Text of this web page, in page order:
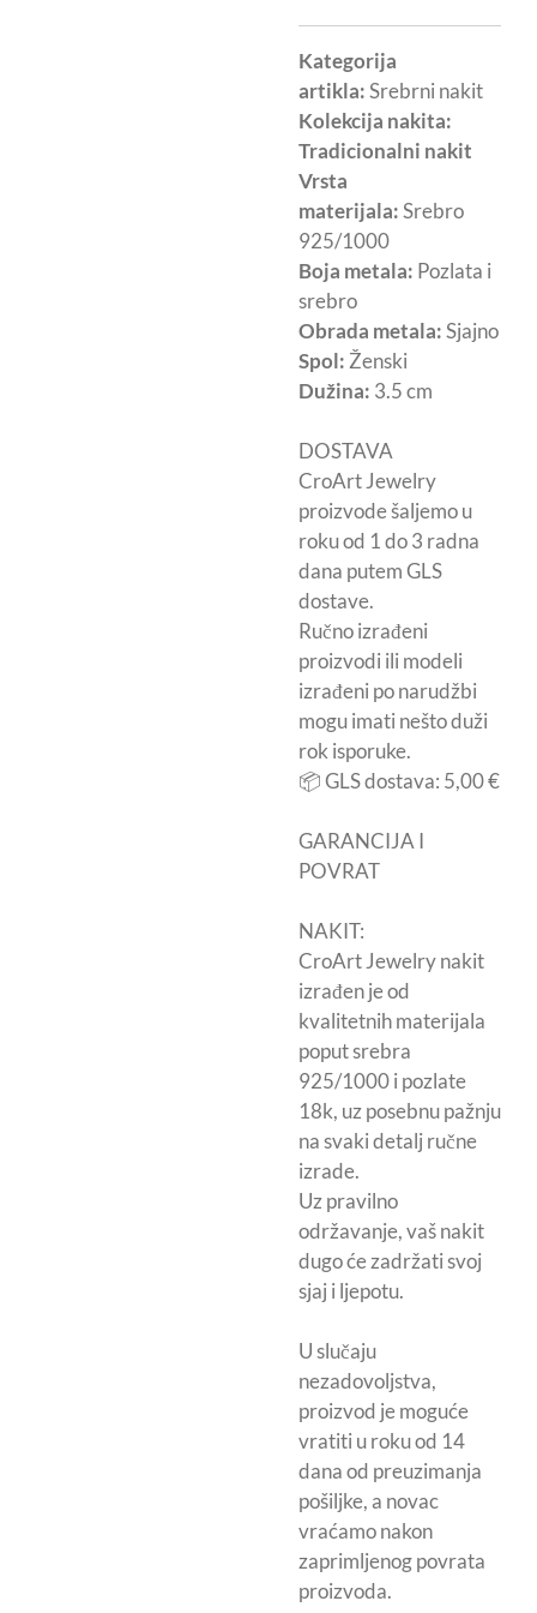
Kategorija
artikla:Srebrni nakit
Kolekcija nakita:
Tradicionalni nakit
Vrsta
materijala:Srebro
925/1000
Boja metala: Pozlata i
srebro
Obrada metala:Sjajno
Spol: Ženski
Dužina: 3.5 cm
DOSTAVA
CroArt Jewelry
proizvode šaljemo u
roku od 1 do 3 radna
dana putem GLS
dostave.
Ručno izrađeni
proizvodi ili modeli
izrađeni po narudžbi
mogu imati nešto duži
rok isporuke.
📦 GLS dostava: 5,00 €
GARANCIJA I
POVRAT
NAKIT:
CroArt Jewelry nakit
izrađen je od
kvalitetnih materijala
poput srebra
925/1000 i pozlate
18k, uz posebnu pažnju
na svaki detalj ručne
izrade.
Uz pravilno
održavanje, vaš nakit
dugo će zadržati svoj
sjaj i ljepotu.
U slučaju
nezadovoljstva,
proizvod je moguće
vratiti u roku od 14
dana od preuzimanja
pošiljke, a novac
vraćamo nakon
zaprimljenog povrata
proizvoda.